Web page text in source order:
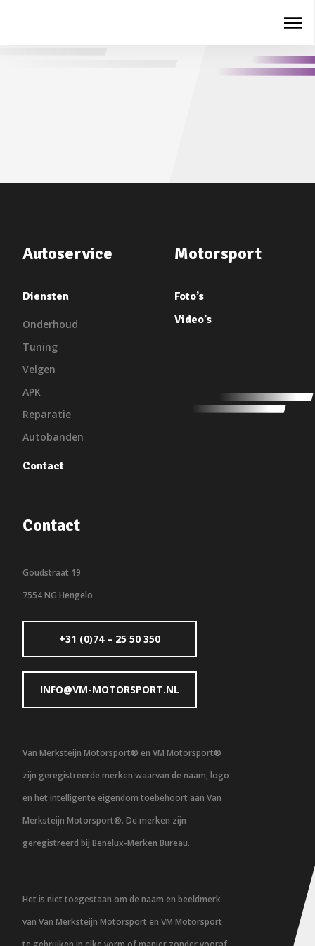
Autoservice
Diensten
Onderhoud
Tuning
Velgen
APK
Reparatie
Autobanden
Contact
Motorsport
Foto’s
Video’s
Contact
Goudstraat 19
7554 NG Hengelo
+31 (0)74 – 25 50 350
INFO@VM-MOTORSPORT.NL
Van Merksteijn Motorsport® en VM Motorsport®
zijn geregistreerde merken waarvan de naam, logo
en het intelligente eigendom toebehoort aan Van
Merksteijn Motorsport®. De merken zijn
geregistreerd bij Benelux-Merken Bureau.
Het is niet toegestaan om de naam en beeldmerk
van Van Merksteijn Motorsport en VM Motorsport